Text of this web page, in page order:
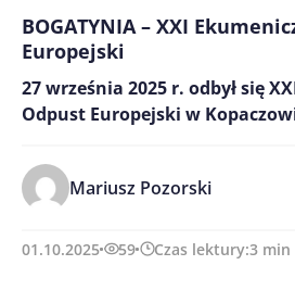
BOGATYNIA – XXI
Europejski
27 września 2025 r. odbył się
Odpust Europejski w
Mariusz Pozorski
01.10.2025 59 Czas lektury:3 min